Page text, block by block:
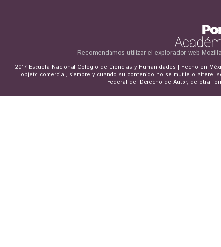
Recomendamos utilizar el explorador web
2017 Escuela Nacional Colegio de Ciencias y Humanidades | Hecho en
objeto comercial, siempre y cuando su contenido no se mutile o altere,
Federal del Derecho de Autor, de otra